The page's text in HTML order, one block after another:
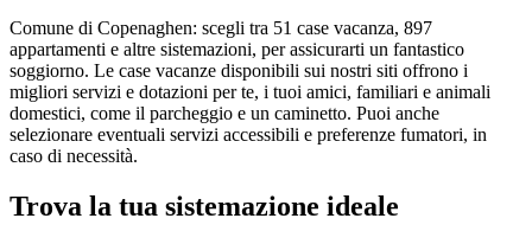
Comune di Copenaghen: scegli tra 51 case vacanza, 897
appartamenti e altre sistemazioni, per assicurarti un fantastico
soggiorno. Le case vacanze disponibili sui nostri siti offrono i
migliori servizi e dotazioni per te, i tuoi amici, familiari e animali
domestici, come il parcheggio e un caminetto. Puoi anche
selezionare eventuali servizi accessibili e preferenze fumatori, in
caso di necessità.
Trova la tua sistemazione ideale